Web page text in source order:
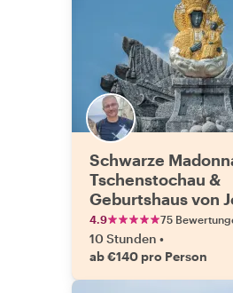
Schwarze
Tschenstochau &
Geburtshaus von
Paul II.:
dem Auto
4.9 75
10 Stunden •
ab €140 pro Person